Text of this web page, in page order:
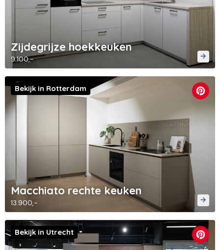
Zijdegrijze hoekkeuken
9.100,-
Macchiato rechte keuken
13.900,-
Bekijk in Rotterdam
Bekijk in Utrecht